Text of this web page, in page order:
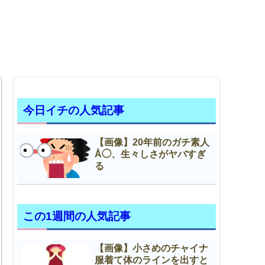
今日イチの人気記事
【画像】20年前のガチ素人
Å◯、生々しさがヤバすぎ
る
この1週間の人気記事
【画像】小さめのチャイナ
服着て体のラインを出すと